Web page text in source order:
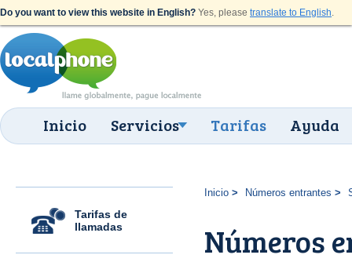
Do you want to view this website in English? Yes, please translate to English.
Inicio Servicios Tarifas Ayuda
Tarifas de
llamadas
Inicio Números entrantes
Números